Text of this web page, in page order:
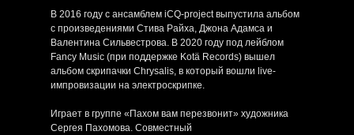
В 2016 году с ансамблем iCQ-project выпустила альбом
с произведениями Стива Райха, Джона Адамса и
Валентина Сильвестрова. В 2020 году под лейблом
Fancy Music (при поддержке Kotä Records) вышел
альбом скрипачки Chrysalis, в который вошли live-
импровизации на электроскрипке.
Играет в группе «Пахом вам перезвонит» художника
Сергея Пахомова. Совместный